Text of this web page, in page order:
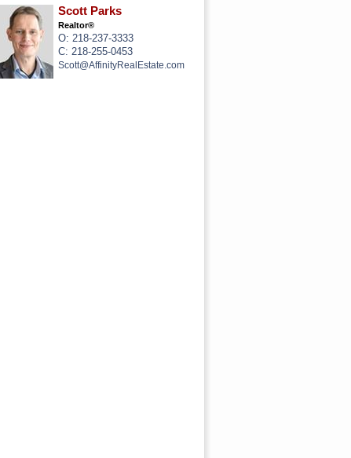
Scott Parks
Realtor®
O: 218-237-3333
C: 218-255-0453
Scott@AffinityRealEstate.com